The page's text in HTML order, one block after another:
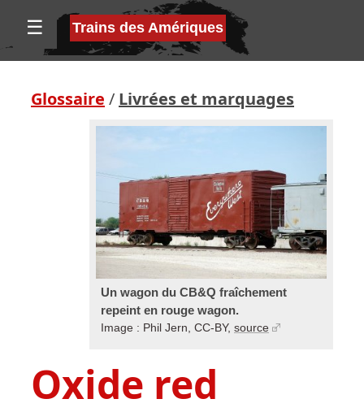
☰ Trains des Amériques
Glossaire / Livrées et marquages
Un wagon du CB&Q fraîchement
repeint en rouge wagon.
Image : Phil Jern, CC-BY, source
Oxide red